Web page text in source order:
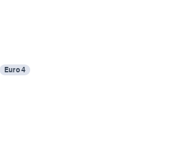
Euro 4